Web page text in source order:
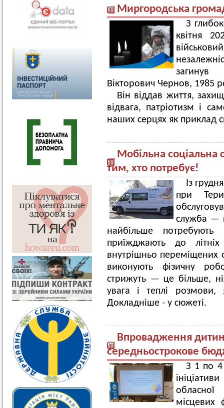
Миргородська
З
квітня
Вікторович Чернов, 1985
Він віддав життя,
відвага, патріотизм і
наших серцях як приклад
Мобільна
тим, хто потребує!
Із
при
служба —
найбільше потребують
приїжджають до
внутрішньо переміщених
виконують фізичну
стрижуть — це більше,
увага і теплі розмови,
Докладніше - у сюжеті.
Впровадження
середньострокове
З 1 по 4
місцевих